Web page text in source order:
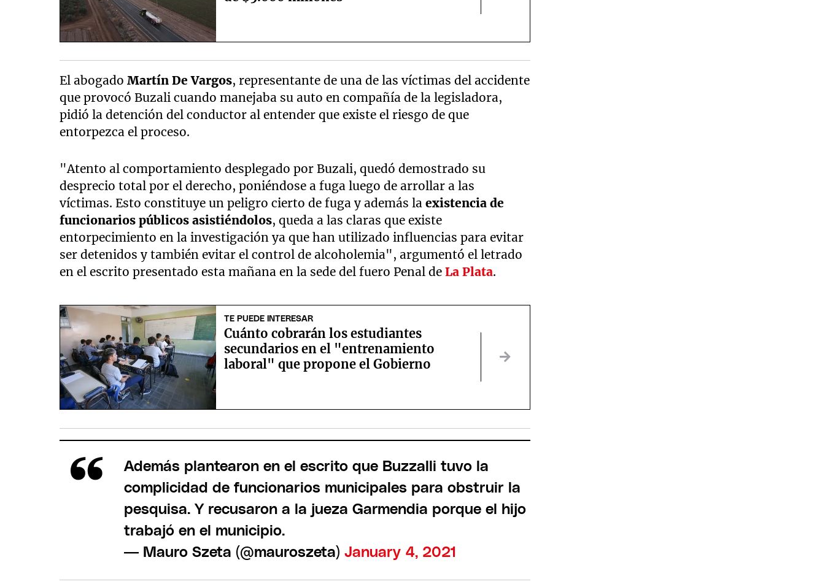
El abogadoMartín De Vargos, representante de una de las víctimas del accidente
que provocó Buzali cuando manejaba su auto en compañía de la legisladora,
pidió la detención del conductor al entender que existe el riesgo de que
entorpezca el proceso.
"Atento al comportamiento desplegado por Buzali, quedó demostrado su
desprecio total por el derecho, poniéndose a fuga luego de arrollar a las
víctimas. Esto constituye un peligro cierto de fuga y además laexistencia de
funcionarios públicos asistiéndolos, queda a las claras que existe
entorpecimiento en la investigación ya que han utilizado influencias para evitar
ser detenidos y también evitar el control de alcoholemia", argumentó el letrado
en el escrito presentado esta mañana en la sede del fuero Penal deLa Plata.
TE PUEDE INTERESAR
Cuánto cobrarán los estudiantes
secundarios en el "entrenamiento
laboral" que propone el Gobierno
Además plantearon en el escrito que Buzzalli tuvo la
complicidad de funcionarios municipales para obstruir la
pesquisa. Y recusaron a la jueza Garmendia porque el hijo
trabajó en el municipio.
— Mauro Szeta (@mauroszeta) January 4, 2021